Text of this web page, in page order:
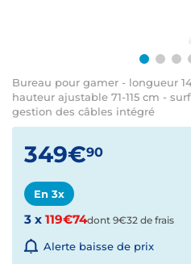
Bureau pour gamer - longueur
hauteur ajustable 71-115 cm -
gestion des câbles intégré
349€90
En 3x
3 x 119€74dont 9€32 de frais
Alerte baisse de prix